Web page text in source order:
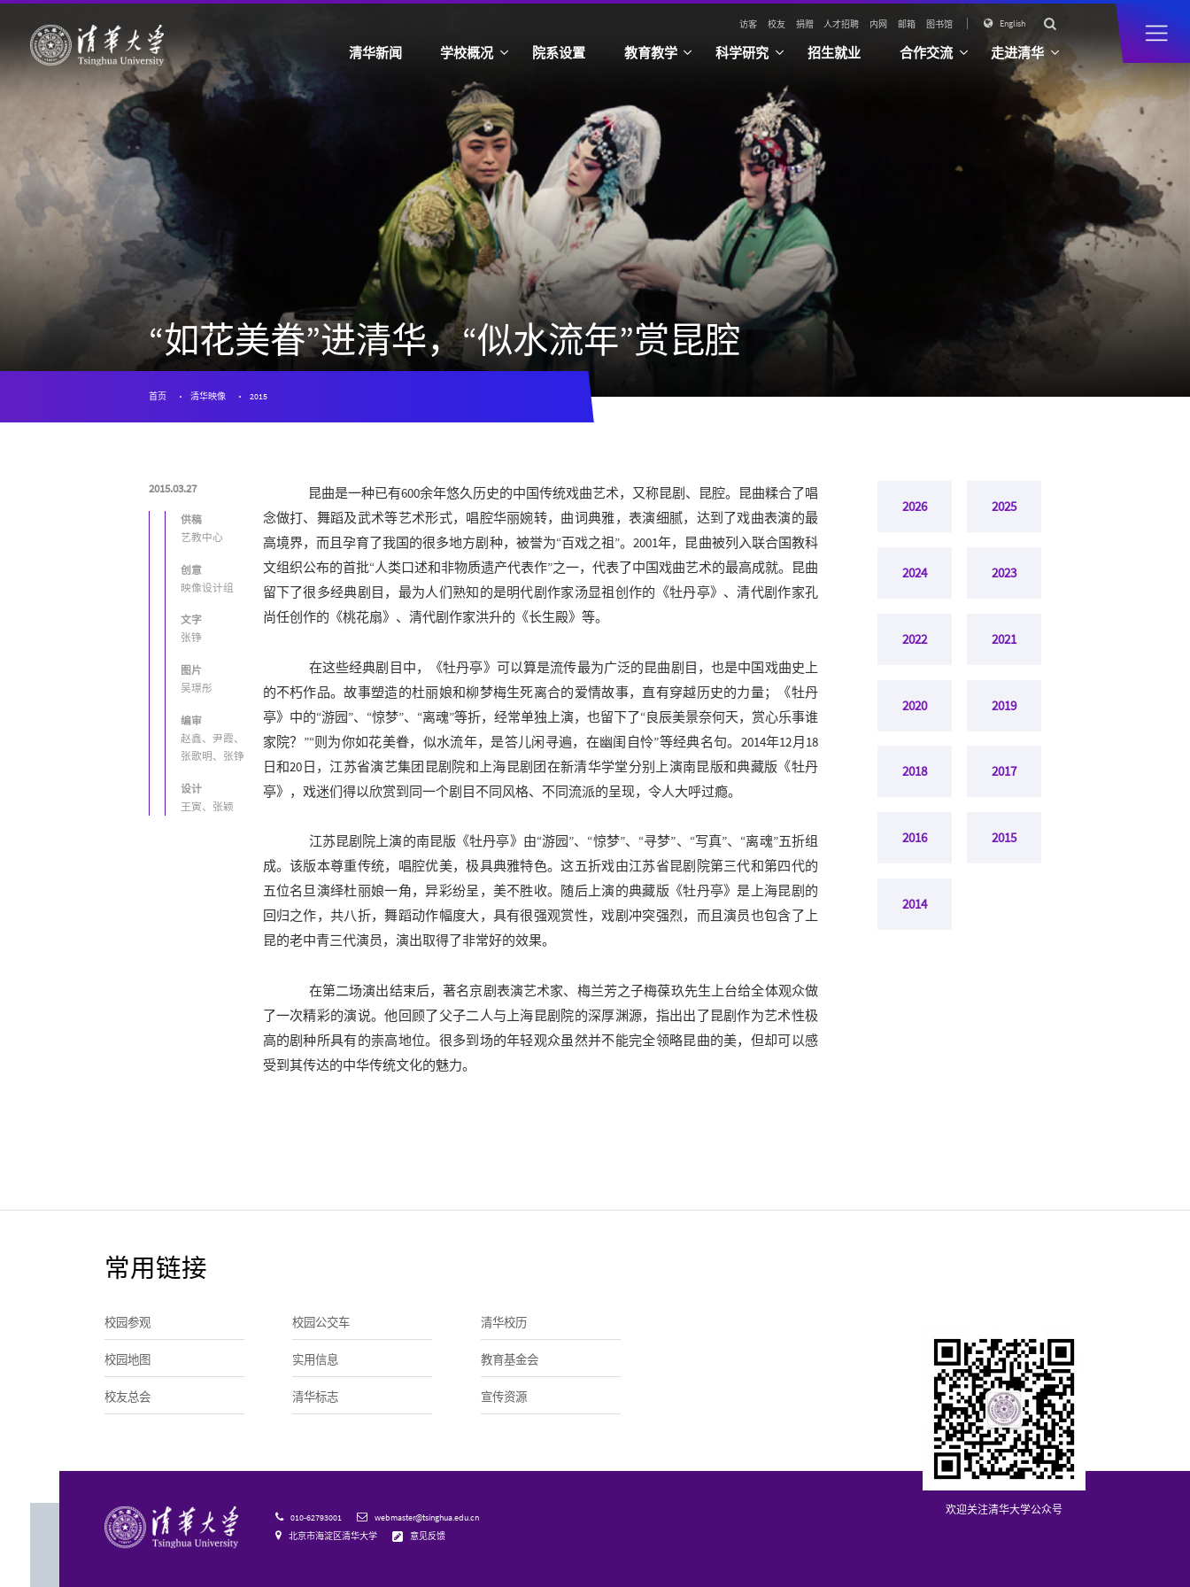
访客 校友 捐赠 人才招聘 内网 邮箱 图书馆  English 
清华新闻 学校概况 院系设置 教育教学 科学研究 招生就业 合作交流 走进清华
“如花美眷”进清华，“似水流年”赏昆腔
首页 清华映像 2015
2026 2025
2024 2023
2022 2021
2020 2019
2018 2017
2016 2015
2014
2015.03.27
供稿
艺教中心
创意
映像设计组
文字
张铮
图片
吴璟彤
编审
赵鑫、尹霞、
张歌明、张铮
设计
王寅、张颖
昆曲是一种已有600余年悠久历史的中国传统戏曲艺术，又称昆剧、昆腔。昆曲糅合了唱
念做打、舞蹈及武术等艺术形式，唱腔华丽婉转，曲词典雅，表演细腻，达到了戏曲表演的最
高境界，而且孕育了我国的很多地方剧种，被誉为“百戏之祖”。2001年，昆曲被列入联合国教科
文组织公布的首批“人类口述和非物质遗产代表作”之一，代表了中国戏曲艺术的最高成就。昆曲
留下了很多经典剧目，最为人们熟知的是明代剧作家汤显祖创作的《牡丹亭》、清代剧作家孔
尚任创作的《桃花扇》、清代剧作家洪升的《长生殿》等。
在这些经典剧目中，《牡丹亭》可以算是流传最为广泛的昆曲剧目，也是中国戏曲史上
的不朽作品。故事塑造的杜丽娘和柳梦梅生死离合的爱情故事，直有穿越历史的力量；《牡丹
亭》中的“游园”、“惊梦”、“离魂”等折，经常单独上演，也留下了“良辰美景奈何天，赏心乐事谁
家院？”“则为你如花美眷，似水流年，是答儿闲寻遍，在幽闺自怜”等经典名句。2014年12月18
日和20日，江苏省演艺集团昆剧院和上海昆剧团在新清华学堂分别上演南昆版和典藏版《牡丹
亭》，戏迷们得以欣赏到同一个剧目不同风格、不同流派的呈现，令人大呼过瘾。
江苏昆剧院上演的南昆版《牡丹亭》由“游园”、“惊梦”、“寻梦”、“写真”、“离魂”五折组
成。该版本尊重传统，唱腔优美，极具典雅特色。这五折戏由江苏省昆剧院第三代和第四代的
五位名旦演绎杜丽娘一角，异彩纷呈，美不胜收。随后上演的典藏版《牡丹亭》是上海昆剧的
回归之作，共八折，舞蹈动作幅度大，具有很强观赏性，戏剧冲突强烈，而且演员也包含了上
昆的老中青三代演员，演出取得了非常好的效果。
在第二场演出结束后，著名京剧表演艺术家、梅兰芳之子梅葆玖先生上台给全体观众做
了一次精彩的演说。他回顾了父子二人与上海昆剧院的深厚渊源，指出出了昆剧作为艺术性极
高的剧种所具有的崇高地位。很多到场的年轻观众虽然并不能完全领略昆曲的美，但却可以感
受到其传达的中华传统文化的魅力。
常用链接
校园参观 校园公交车 清华校历
校园地图 实用信息 教育基金会
校友总会 清华标志 宣传资源
欢迎关注清华大学公众号
 010-62793001  webmaster@tsinghua.edu.cn
 北京市海淀区清华大学 意见反馈